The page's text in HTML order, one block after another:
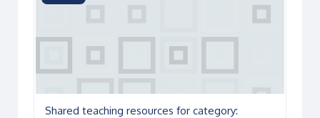
Shared teaching resources for category: